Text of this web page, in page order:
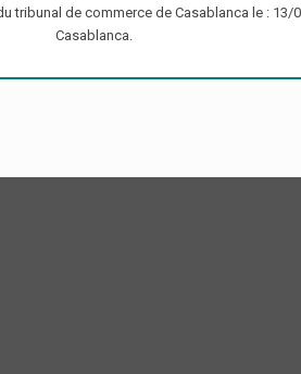
tribunal de commerce de Casablanca le : 13/
Casablanca.